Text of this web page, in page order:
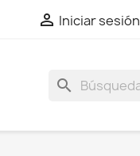
 Iniciar sesión
search